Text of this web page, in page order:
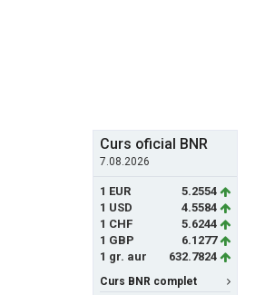
Curs oficial BNR
7.08.2026
1 EUR
5.2554
1 USD
4.5584
1 CHF
5.6244
1 GBP
6.1277
1 gr. aur
632.7824
Curs BNR complet